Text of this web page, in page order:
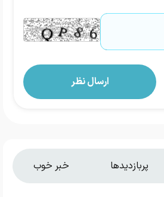
پربازدیدها خبر خوب